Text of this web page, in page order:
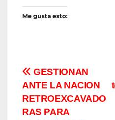
Me gusta esto:
Navegación
de
entradas
GESTIONAN
ANTE LA NACION
RETROEXCAVADO
RAS PARA